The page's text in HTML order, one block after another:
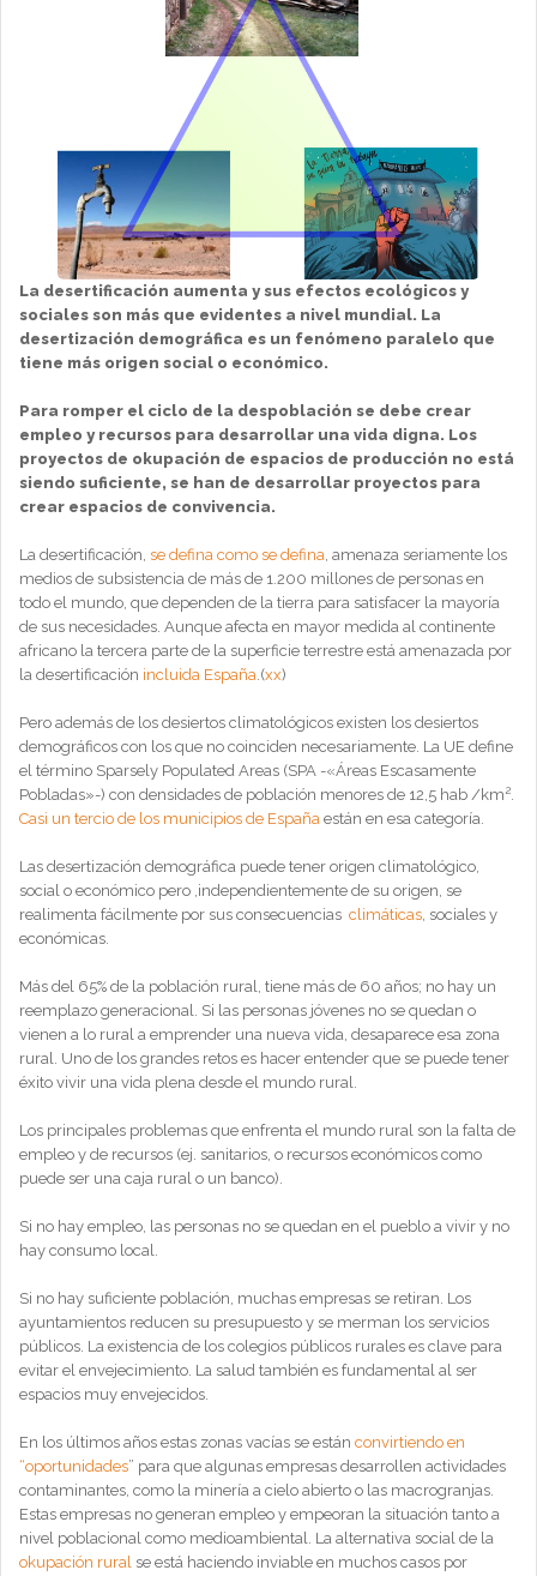
La desertificación aumenta y sus efectos ecológicos y
sociales son más que evidentes a nivel mundial. La
desertización demográfica es un fenómeno paralelo que
tiene más origen social o económico.
Para romper el ciclo de la despoblación se debe crear
empleo y recursos para desarrollar una vida digna. Los
proyectos de okupación de espacios de producción no está
siendo suficiente, se han de desarrollar proyectos para
crear espacios de convivencia.
La desertificación, se defina como se defina, amenaza seriamente los
medios de subsistencia de más de 1.200 millones de personas en
todo el mundo, que dependen de la tierra para satisfacer la mayoría
de sus necesidades. Aunque afecta en mayor medida al continente
africano la tercera parte de la superficie terrestre está amenazada por
la desertificación incluida España.(xx)
Pero además de los desiertos climatológicos existen los desiertos
demográficos con los que no coinciden necesariamente. La UE define
el término Sparsely Populated Areas (SPA -«Áreas Escasamente
Pobladas»-) con densidades de población menores de 12,5 hab /km2.
Casi un tercio de los municipios de España están en esa categoría.
Las desertización demográfica puede tener origen climatológico,
social o económico pero ,independientemente de su origen, se
realimenta fácilmente por sus consecuencias climáticas, sociales y
económicas.
Más del 65% de la población rural, tiene más de 60 años; no hay un
reemplazo generacional. Si las personas jóvenes no se quedan o
vienen a lo rural a emprender una nueva vida, desaparece esa zona
rural. Uno de los grandes retos es hacer entender que se puede tener
éxito vivir una vida plena desde el mundo rural.
Los principales problemas que enfrenta el mundo rural son la falta de
empleo y de recursos (ej. sanitarios, o recursos económicos como
puede ser una caja rural o un banco).
Si no hay empleo, las personas no se quedan en el pueblo a vivir y no
hay consumo local.
Si no hay suficiente población, muchas empresas se retiran. Los
ayuntamientos reducen su presupuesto y se merman los servicios
públicos. La existencia de los colegios públicos rurales es clave para
evitar el envejecimiento. La salud también es fundamental al ser
espacios muy envejecidos.
En los últimos años estas zonas vacías se están convirtiendo en
“oportunidades” para que algunas empresas desarrollen actividades
contaminantes, como la minería a cielo abierto o las macrogranjas.
Estas empresas no generan empleo y empeoran la situación tanto a
nivel poblacional como medioambiental. La alternativa social de la
okupación rural se está haciendo inviable en muchos casos por